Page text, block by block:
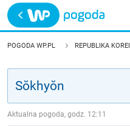
Trwa ładowanie
POLSKA
POGODA WP.PL REPUBLIKA KOREI
Aktualna pogoda, godz. 12:11